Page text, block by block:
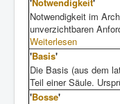
Notwendigkeit im
unverzichtbaren
Weiterlesen
'Basis'
Die Basis (aus dem
Teil einer Säule.
'Bosse'